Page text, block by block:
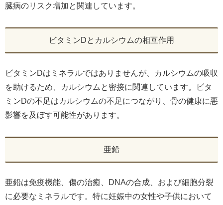
臓病のリスク増加と関連しています。
ビタミンDとカルシウムの相互作用
ビタミンDはミネラルではありませんが、カルシウムの吸収
を助けるため、カルシウムと密接に関連しています。ビタ
ミンDの不足はカルシウムの不足につながり、骨の健康に悪
影響を及ぼす可能性があります。
亜鉛
亜鉛は免疫機能、傷の治癒、DNAの合成、および細胞分裂
に必要なミネラルです。特に妊娠中の女性や子供において